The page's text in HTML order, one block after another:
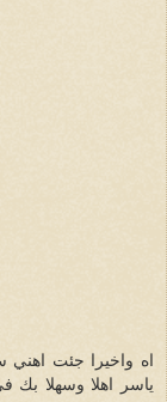
اه واخيرا جئت اهني
ياسر اهلا وسهلا بك